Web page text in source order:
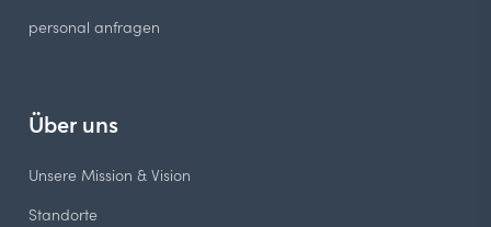
personal anfragen
Über uns
Unsere Mission & Vision
Standorte